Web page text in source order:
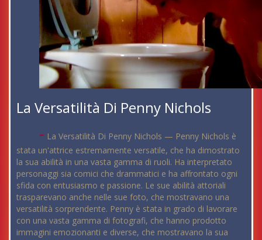
La Versatilità Di Penny Nichols
- La Versatilità Di Penny Nichols — Penny Nichols è
stata un'attrice estremamente versatile, che ha dimostrato
la sua abilità in una vasta gamma di ruoli. Ha interpretato
personaggi sia comici che drammatici e ha affrontato ogni
sfida con entusiasmo e passione. Le sue abilità attoriali
trasparevano anche nelle sue foto, che mostravano una
versatilità sorprendente. Penny è stata in grado di lavorare
con una vasta gamma di fotografi, che hanno prodotto
immagini emozionanti e diverse, che mostravano la sua